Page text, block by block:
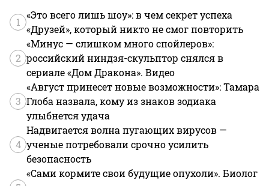
1
«Это всего лишь шоу»: в чем секрет успеха
«Друзей», который никто не смог повторить
2
«Минус — слишком много спойлеров»:
российский ниндзя-скульптор снялся в
сериале «Дом Дракона». Видео
3
«Август принесет новые возможности»: Тамара
Глоба назвала, кому из знаков зодиака
улыбнется удача
4
Надвигается волна пугающих вирусов —
ученые потребовали срочно усилить
безопасность
«Сами кормите свои будущие опухоли». Биолог